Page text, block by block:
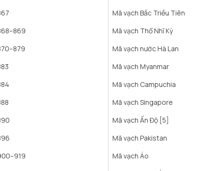
Mã vạch Bắc Triều Tiên
Mã vạch Thổ Nhĩ Kỳ
Mã vạch nước Hà Lan
Mã vạch Myanmar
Mã vạch Campuchia
Mã vạch Singapore
Mã vạch Ấn Độ [5]
Mã vạch Pakistan
Mã vạch Áo